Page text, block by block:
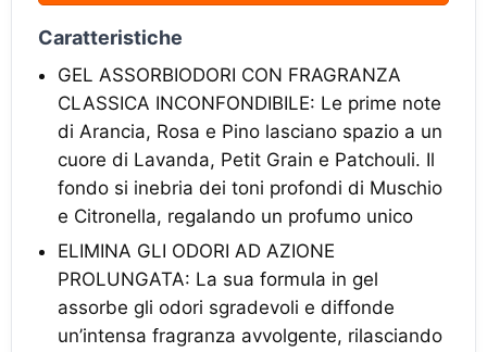
Caratteristiche
GEL ASSORBIODORI CON FRAGRANZA
CLASSICA INCONFONDIBILE: Le prime note
di Arancia, Rosa e Pino lasciano spazio a un
cuore di Lavanda, Petit Grain e Patchouli. Il
fondo si inebria dei toni profondi di Muschio
e Citronella, regalando un profumo unico
ELIMINA GLI ODORI AD AZIONE
PROLUNGATA: La sua formula in gel
assorbe gli odori sgradevoli e diffonde
un’intensa fragranza avvolgente, rilasciando